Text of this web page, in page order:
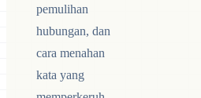
pemulihan
hubungan, dan
cara menahan
kata yang